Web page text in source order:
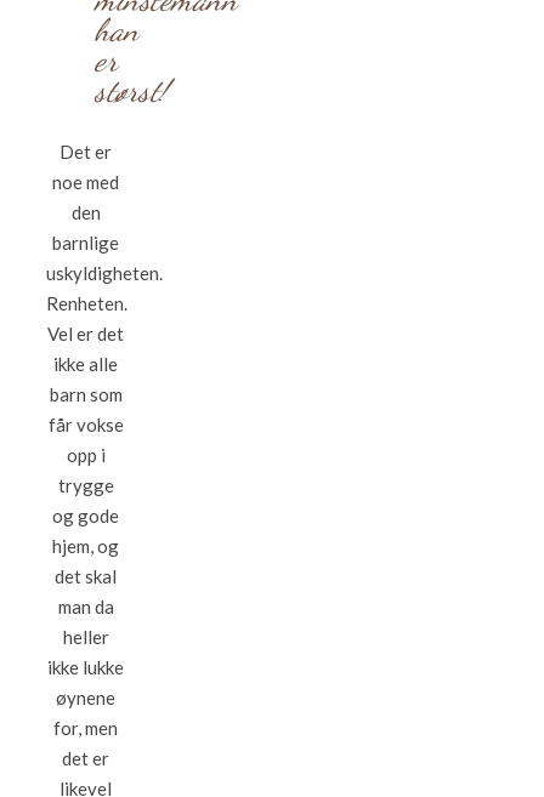
han
er
størst!
Det er
noe med
den
barnlige
uskyldigheten.
Renheten.
Vel er det
ikke alle
barn som
får vokse
opp i
trygge
og gode
hjem, og
det skal
man da
heller
ikke lukke
øynene
for, men
det er
likevel